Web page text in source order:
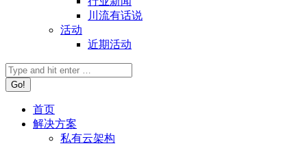
川流有话说
活动
近期活动
首页
解决方案
私有云架构